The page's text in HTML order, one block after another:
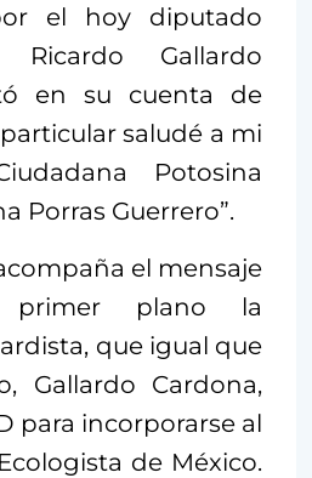
el hoy diputado
Ricardo Gallardo
en su cuenta de
saludé a mi
Potosina
Porras Guerrero”.
el mensaje
primer plano la
que igual que
Gallardo Cardona,
para incorporarse al
de México.